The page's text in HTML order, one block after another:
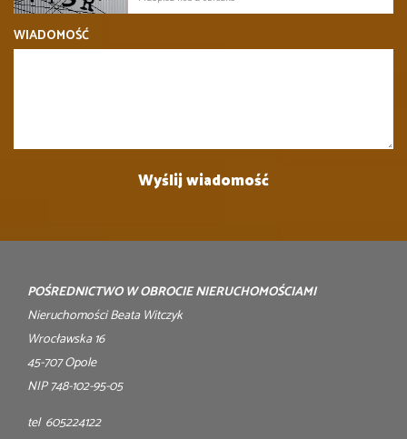
WIADOMOŚĆ
POŚREDNICTWO W OBROCIE NIERUCHOMOŚCIAMI
Nieruchomości Beata Witczyk
Wrocławska 16
45-707 Opole
NIP 748-102-95-05
tel 605224122